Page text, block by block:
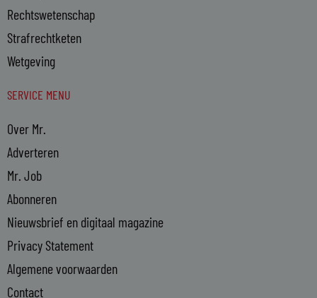
Rechtswetenschap
Strafrechtketen
Wetgeving
SERVICE MENU
Over Mr.
Adverteren
Mr. Job
Abonneren
Nieuwsbrief en digitaal magazine
Privacy Statement
Algemene voorwaarden
Contact